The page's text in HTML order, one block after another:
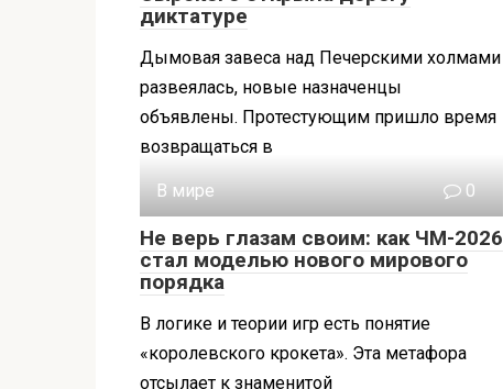
диктатуре
Дымовая завеса над Печерскими холмами
развеялась, новые назначенцы
объявлены. Протестующим пришло время
возвращаться в
В мире 0
Не верь глазам своим: как ЧМ-2026
стал моделью нового мирового
порядка
В логике и теории игр есть понятие
«королевского крокета». Эта метафора
отсылает к знаменитой